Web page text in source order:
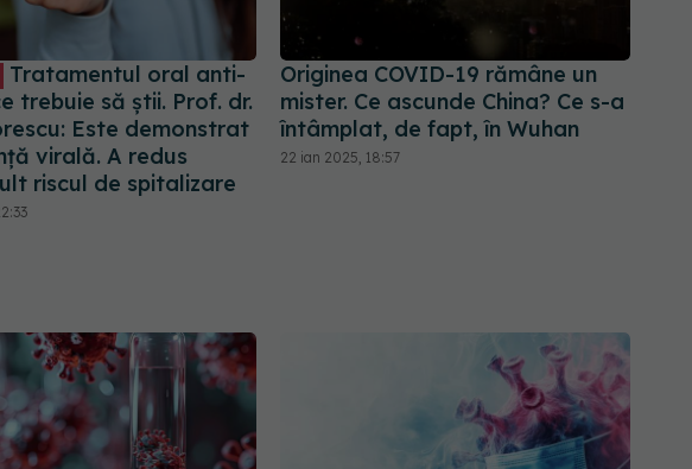
Tratamentul oral anti-
trebuie să știi. Prof. dr.
Este demonstrat
virală. A redus
riscul de spitalizare
Originea COVID-19 rămâne un
mister. Ce ascunde China? Ce s-a
întâmplat, de fapt, în Wuhan
22 ian 2025, 18:57